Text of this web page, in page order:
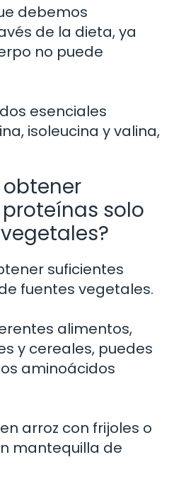
debemos
de la dieta, ya
no puede
esenciales
isoleucina y valina,
obtener
solo
suficientes
fuentes vegetales.
alimentos,
y cereales, puedes
aminoácidos
arroz con frijoles o
mantequilla de